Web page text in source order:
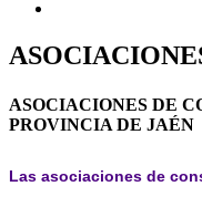
ASOCIACIONES DE
PROVINCIA DE JAÉN
Las asociaciones de